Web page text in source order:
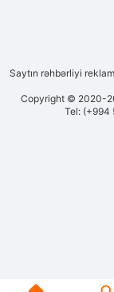
Saytın rəhbərliyi
Copyright © 2020-
Tel: